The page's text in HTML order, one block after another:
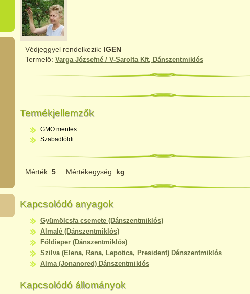
Védjeggyel rendelkezik: IGEN
Termelő: Varga Józsefné / V-Sarolta Kft, Dánszentmiklós
Termékjellemzők
GMO mentes
Szabadföldi
Mérték: 5 Mértékegység: kg
Kapcsolódó anyagok
Gyümölcsfa csemete (Dánszentmiklós)
Almalé (Dánszentmiklós)
Földieper (Dánszentmiklós)
Szilva (Elena, Rana, Lepotica, President) Dánszentmiklós
Alma (Jonanored) Dánszentmiklós
Kapcsolódó állományok